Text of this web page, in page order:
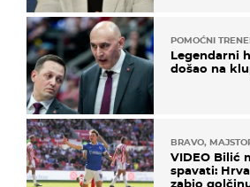
POMOĆNI
Legendarni
došao na
BRAVO,
VIDEO Bilić
spavati:
zabio